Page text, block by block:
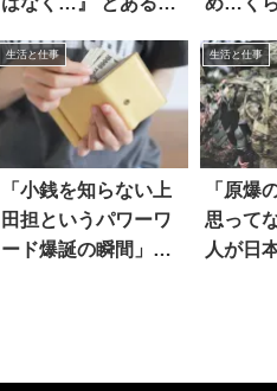
生活と仕事
「小銭を知らない上
田担というパワーワ
ード爆誕の瞬間」見
生活と仕事
「原爆
思って
人が日